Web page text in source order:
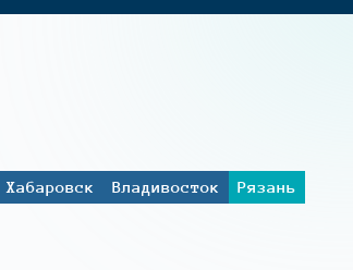
Хабаровск Владивосток
Рязань